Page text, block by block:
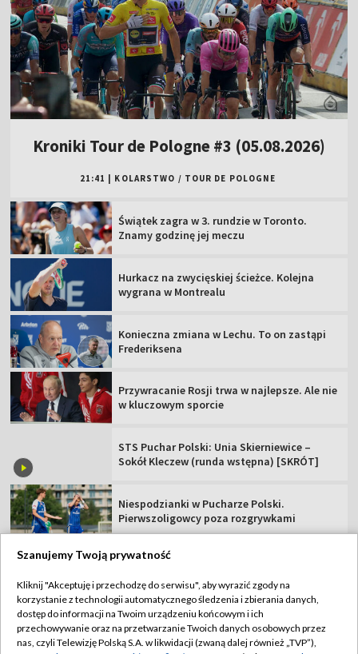
Kroniki Tour de Pologne #3 (05.08.2026)
21:41 KOLARSTWO / TOUR DE POLOGNE
Świątek zagra w 3. rundzie w Toronto.
Znamy godzinę jej meczu
Hurkacz na zwycięskiej ścieżce. Kolejna
wygrana w Montrealu
Konieczna zmiana w Lechu. To on zastąpi
Frederiksena
Przywracanie Rosji trwa w najlepsze. Ale nie
w kluczowym sporcie
STS Puchar Polski: Unia Skierniewice –
Sokół Kleczew (runda wstępna) [SKRÓT]
Niespodzianki w Pucharze Polski.
Pierwszoligowcy poza rozgrywkami
TVP
Abonament TVP
Regulamin TVP
Szanujemy Twoją prywatność
Kliknij "Akceptuję i przechodzę do serwisu", aby wyrazić zgody na
korzystanie z technologii automatycznego śledzenia i zbierania danych,
dostęp do informacji na Twoim urządzeniu końcowym i ich
przechowywanie oraz na przetwarzanie Twoich danych osobowych przez
nas, czyli Telewizję Polską S.A. w likwidacji (zwaną dalej również „TVP”),